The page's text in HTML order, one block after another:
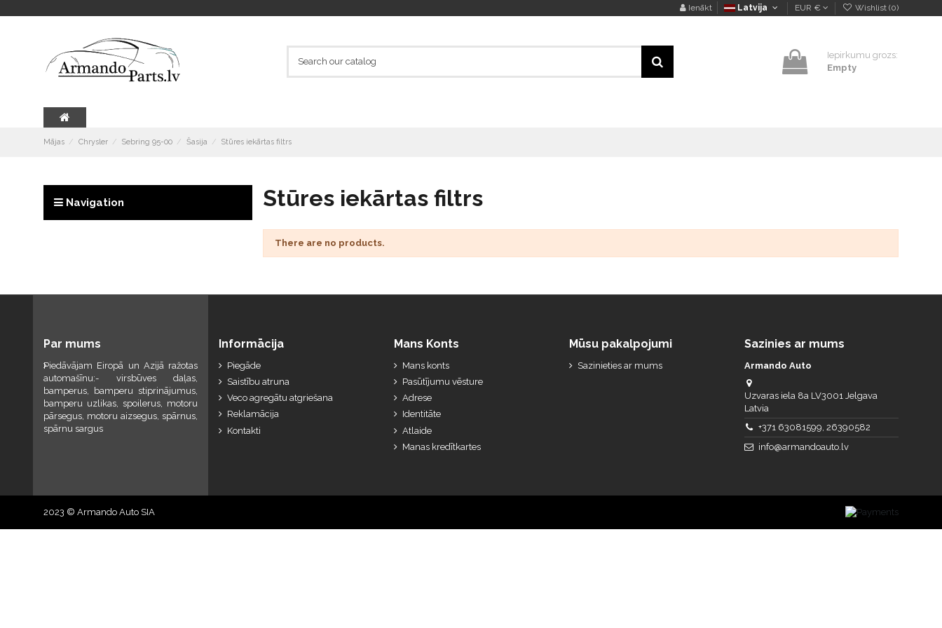
Ienākt Latvija EUR € Wishlist (0)
Iepirkumu grozs:
Empty
Mājas Chrysler Sebring 95-00 Šasija Stūres iekārtas filtrs
Stūres iekārtas filtrs
There are no products.
Navigation
Par mums
Piedāvājam Eiropā un Azijā ražotas
automašīnu:- virsbūves daļas,
bamperus, bamperu stiprinājumus,
bamperu uzlikas, spoilerus, motoru
pārsegus, motoru aizsegus, spārnus,
spārnu sargus
Informācija
Piegāde
Saistību atruna
Veco agregātu atgriešana
Reklamācija
Kontakti
Mans Konts
Mans konts
Pasūtījumu vēsture
Adrese
Identitāte
Atlaide
Manas kredītkartes
Mūsu pakalpojumi
Sazinieties ar mums
Sazinies ar mums
Armando Auto
Uzvaras iela 8a LV3001 Jelgava
Latvia
+371 63081599, 26390582
info@armandoauto.lv
2023 © Armando Auto SIA